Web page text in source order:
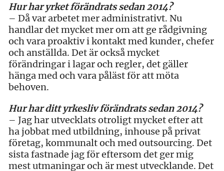
Hur har yrket förändrats sedan 2014?
– Då var arbetet mer administrativt. Nu
handlar det mycket mer om att ge rådgivning
och vara proaktiv i kontakt med kunder, chefer
och anställda. Det är också mycket
förändringar i lagar och regler, det gäller
hänga med och vara påläst för att möta
behoven.
Hur har ditt yrkesliv förändrats sedan 2014?
– Jag har utvecklats otroligt mycket efter att
ha jobbat med utbildning, inhouse på privat
företag, kommunalt och med outsourcing. Det
sista fastnade jag för eftersom det ger mig
mest utmaningar och är mest utvecklande. Det